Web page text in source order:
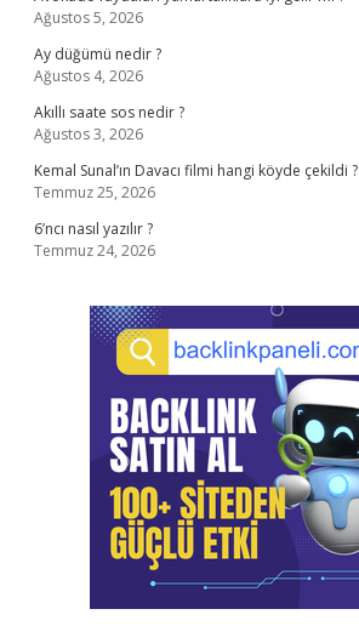
Ağustos 5, 2026
Ay düğümü nedir ?
Ağustos 4, 2026
Akıllı saate sos nedir ?
Ağustos 3, 2026
Kemal Sunal’ın Davacı filmi hangi köyde çekildi ?
Temmuz 25, 2026
6’ncı nasıl yazılır ?
Temmuz 24, 2026